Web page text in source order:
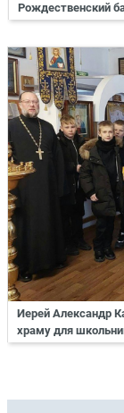
Рождественский
Иерей Александр
храму для